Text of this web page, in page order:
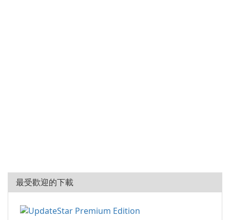
最受歡迎的下載